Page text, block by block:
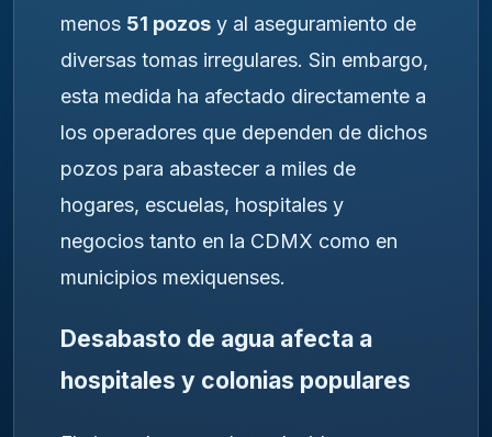
menos 51 pozos y al aseguramiento de
diversas tomas irregulares. Sin embargo,
esta medida ha afectado directamente a
los operadores que dependen de dichos
pozos para abastecer a miles de
hogares, escuelas, hospitales y
negocios tanto en la CDMX como en
municipios mexiquenses.
Desabasto de agua afecta a
hospitales y colonias populares